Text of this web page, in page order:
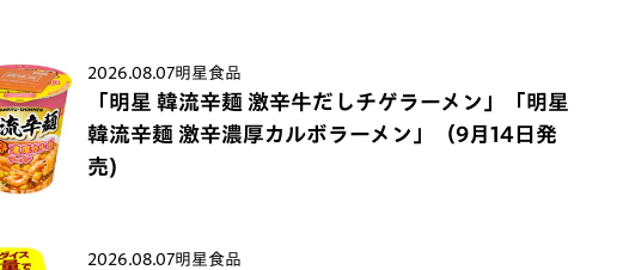
2026.08.07明星食品
「明星 韓流辛麺 激辛牛だしチゲラーメン」「明星
韓流辛麺 激辛濃厚カルボラーメン」（9月14日発
売)
2026.08.07明星食品